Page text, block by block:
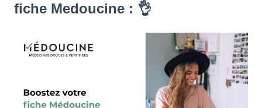
fiche Medoucine : 👌